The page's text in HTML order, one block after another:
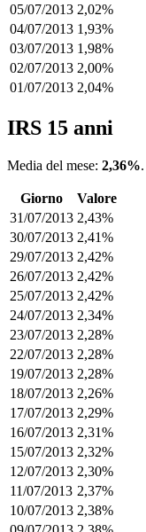
05/07/2013 2,02%
04/07/2013 1,93%
03/07/2013 1,98%
02/07/2013 2,00%
01/07/2013 2,04%
IRS 15 anni
Media del mese: 2,36%.
Giorno
Valore
31/07/2013 2,43%
30/07/2013 2,41%
29/07/2013 2,42%
26/07/2013 2,42%
25/07/2013 2,42%
24/07/2013 2,34%
23/07/2013 2,28%
22/07/2013 2,28%
19/07/2013 2,28%
18/07/2013 2,26%
17/07/2013 2,29%
16/07/2013 2,31%
15/07/2013 2,32%
12/07/2013 2,30%
11/07/2013 2,37%
10/07/2013 2,38%